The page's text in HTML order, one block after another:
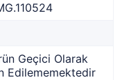
Geçici Olarak
Edilememektedir